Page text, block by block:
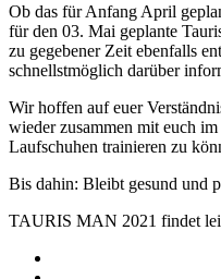
Ob das für Anfang April
für den 03. Mai geplante
zu gegebener Zeit ebenfalls
schnellstmöglich darüber
Wir hoffen auf euer
wieder zusammen mit euch
Laufschuhen trainieren zu
Bis dahin: Bleibt gesund und
TAURIS MAN 2021 findet